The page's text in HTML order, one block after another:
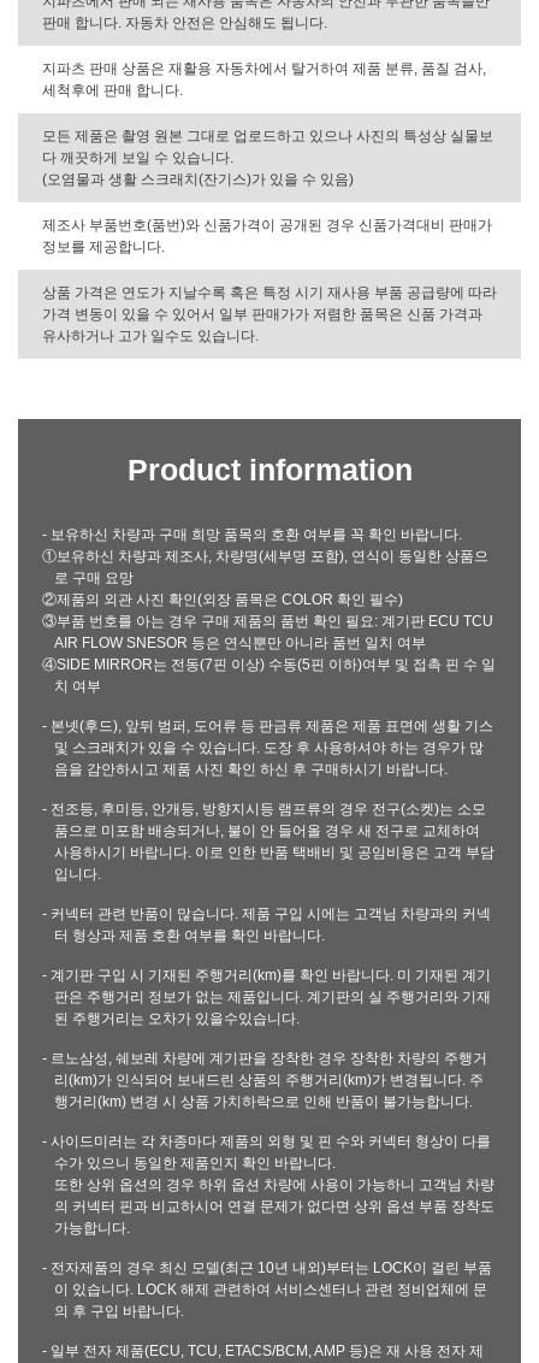
판매 합니다. 자동차 안전은 안심해도 됩니다.
지파츠 판매 상품은 재활용 자동차에서 탈거하여 제품 분류, 품질 검사,
세척후에 판매 합니다.
모든 제품은 촬영 원본 그대로 업로드하고 있으나 사진의 특성상 실물보
다 깨끗하게 보일 수 있습니다.
(오염물과 생활 스크래치(잔기스)가 있을 수 있음)
제조사 부품번호(품번)와 신품가격이 공개된 경우 신품가격대비 판매가
정보를 제공합니다.
상품 가격은 연도가 지날수록 혹은 특정 시기 재사용 부품 공급량에 따라
가격 변동이 있을 수 있어서 일부 판매가가 저렴한 품목은 신품 가격과
유사하거나 고가 일수도 있습니다.
Product information
- 보유하신 차량과 구매 희망 품목의 호환 여부를 꼭 확인 바랍니다.
①보유하신 차량과 제조사, 차량명(세부명 포함), 연식이 동일한 상품으
로 구매 요망
②제품의 외관 사진 확인(외장 품목은 COLOR 확인 필수)
③부품 번호를 아는 경우 구매 제품의 품번 확인 필요: 계기판 ECU TCU
AIR FLOW SNESOR 등은 연식뿐만 아니라 품번 일치 여부
④SIDE MIRROR는 전동(7핀 이상) 수동(5핀 이하)여부 및 접촉 핀 수 일
치 여부
- 본넷(후드), 앞뒤 범퍼, 도어류 등 판금류 제품은 제품 표면에 생활 기스
및 스크래치가 있을 수 있습니다. 도장 후 사용하셔야 하는 경우가 많
음을 감안하시고 제품 사진 확인 하신 후 구매하시기 바랍니다.
- 전조등, 후미등, 안개등, 방향지시등 램프류의 경우 전구(소켓)는 소모
품으로 미포함 배송되거나, 불이 안 들어올 경우 새 전구로 교체하여
사용하시기 바랍니다. 이로 인한 반품 택배비 및 공임비용은 고객 부담
입니다.
- 커넥터 관련 반품이 많습니다. 제품 구입 시에는 고객님 차량과의 커넥
터 형상과 제품 호환 여부를 확인 바랍니다.
- 계기판 구입 시 기재된 주행거리(km)를 확인 바랍니다. 미 기재된 계기
판은 주행거리 정보가 없는 제품입니다. 계기판의 실 주행거리와 기재
된 주행거리는 오차가 있을수있습니다.
- 르노삼성, 쉐보레 차량에 계기판을 장착한 경우 장착한 차량의 주행거
리(km)가 인식되어 보내드린 상품의 주행거리(km)가 변경됩니다. 주
행거리(km) 변경 시 상품 가치하락으로 인해 반품이 불가능합니다.
- 사이드미러는 각 차종마다 제품의 외형 및 핀 수와 커넥터 형상이 다를
수가 있으니 동일한 제품인지 확인 바랍니다.
또한 상위 옵션의 경우 하위 옵션 차량에 사용이 가능하니 고객님 차량
의 커넥터 핀과 비교하시어 연결 문제가 없다면 상위 옵션 부품 장착도
가능합니다.
- 전자제품의 경우 최신 모델(최근 10년 내외)부터는 LOCK이 걸린 부품
이 있습니다. LOCK 해제 관련하여 서비스센터나 관련 정비업체에 문
의 후 구입 바랍니다.
- 일부 전자 제품(ECU, TCU, ETACS/BCM, AMP 등)은 재 사용 전자 제